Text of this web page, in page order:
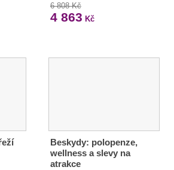
6 808 Kč
4 863 Kč
Beskydy: polopenze,
wellness a slevy na
atrakce